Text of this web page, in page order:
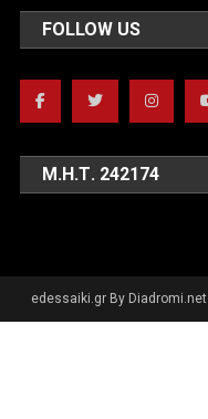
FOLLOW US
Μ.Η.Τ. 242174
edessaiki.gr By Diadromi.net